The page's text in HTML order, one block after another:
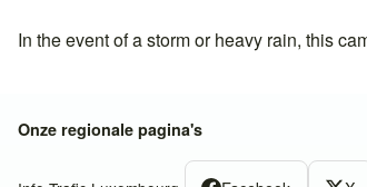
In the event of a storm or heavy rain, this
Onze regionale pagina's